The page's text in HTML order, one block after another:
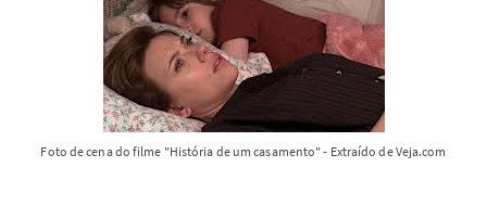
Foto de cena do filme "História de um casamento" - Extraído de Veja.com